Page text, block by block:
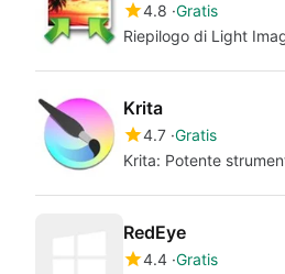
4.8 Gratis
Riepilogo di Light
Krita
4.7 Gratis
Krita: Potente
RedEye
4.4 Gratis